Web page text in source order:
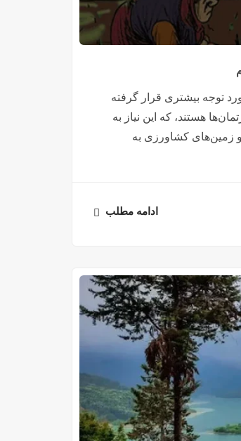
توجه بیشتری قرار گرفته
هستند، که این نیاز به
و زمین‌های کشاورزی به
ادامه مطلب